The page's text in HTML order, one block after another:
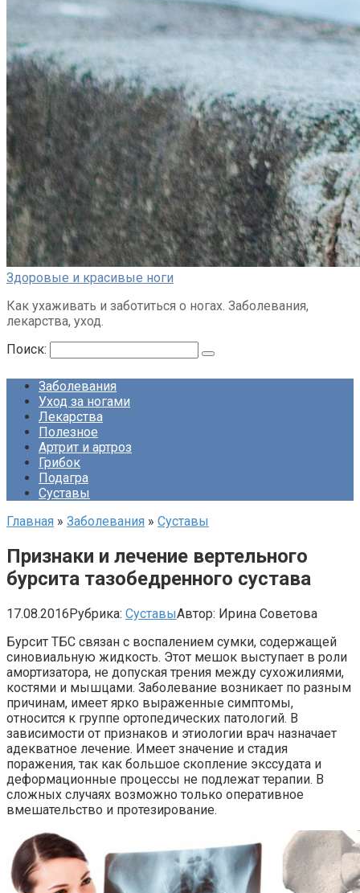
Здоровые и красивые ноги
Как ухаживать и заботиться о ногах. Заболевания,
лекарства, уход.
Поиск:
Заболевания
Уход за ногами
Лекарства
Полезное
Артрит и артроз
Грибок
Подагра
Суставы
Главная » Заболевания » Суставы
Признаки и лечение вертельного
бурсита тазобедренного сустава
17.08.2016Рубрика: СуставыАвтор: Ирина Советова
Бурсит ТБС связан с воспалением сумки, содержащей
синовиальную жидкость. Этот мешок выступает в роли
амортизатора, не допуская трения между сухожилиями,
костями и мышцами. Заболевание возникает по разным
причинам, имеет ярко выраженные симптомы,
относится к группе ортопедических патологий. В
зависимости от признаков и этиологии врач назначает
адекватное лечение. Имеет значение и стадия
поражения, так как большое скопление экссудата и
деформационные процессы не подлежат терапии. В
сложных случаях возможно только оперативное
вмешательство и протезирование.